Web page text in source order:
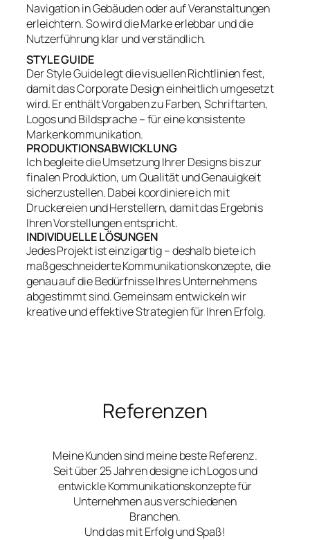
Navigation in Gebäuden oder auf Veranstaltungen
erleichtern. So wird die Marke erlebbar und die
Nutzerführung klar und verständlich.
STYLE GUIDE
Der Style Guide legt die visuellen Richtlinien fest,
damit das Corporate Design einheitlich umgesetzt
wird. Er enthält Vorgaben zu Farben, Schriftarten,
Logos und Bildsprache – für eine konsistente
Markenkommunikation.
PRODUKTIONSABWICKLUNG
Ich begleite die Umsetzung Ihrer Designs bis zur
finalen Produktion, um Qualität und Genauigkeit
sicherzustellen. Dabei koordiniere ich mit
Druckereien und Herstellern, damit das Ergebnis
Ihren Vorstellungen entspricht.
INDIVIDUELLE LÖSUNGEN
Jedes Projekt ist einzigartig – deshalb biete ich
maßgeschneiderte Kommunikationskonzepte, die
genau auf die Bedürfnisse Ihres Unternehmens
abgestimmt sind. Gemeinsam entwickeln wir
kreative und effektive Strategien für Ihren Erfolg.
Referenzen
Meine Kunden sind meine beste Referenz.
Seit über 25 Jahren designe ich Logos und
entwickle Kommunikationskonzepte für
Unternehmen aus verschiedenen
Branchen.
Und das mit Erfolg und Spaß!